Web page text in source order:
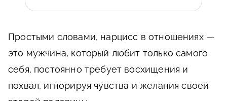
Простыми словами, нарцисс в отношениях —
это мужчина, который любит только самого
себя, постоянно требует восхищения и
похвал, игнорируя чувства и желания своей